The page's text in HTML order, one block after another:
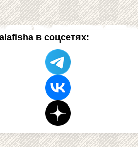
в соцсетях: